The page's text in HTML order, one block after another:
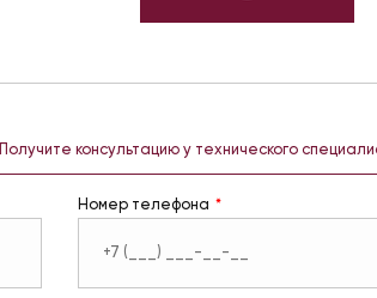
Получите консультацию у технического
Номер телефона